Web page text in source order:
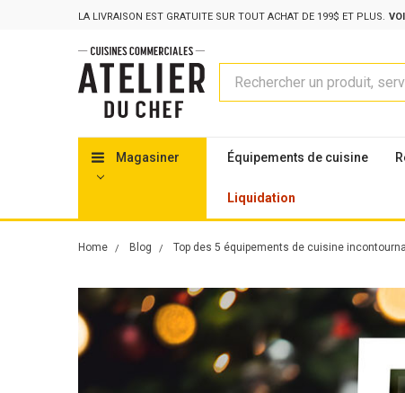
LA LIVRAISON EST GRATUITE SUR TOUT ACHAT DE 199$ ET PLUS.
Rechercher
Magasiner Équipements de cuisine
Liquidation
Home Blog Top des 5 équipements de cuisine